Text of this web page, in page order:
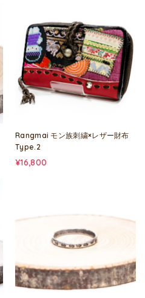
Rangmai モン族刺繍×レザー財布
Type.2
¥16,800